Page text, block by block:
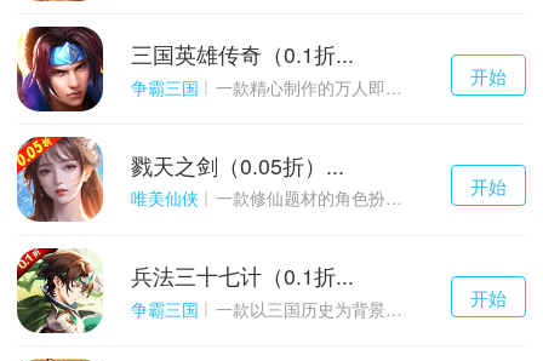
千百度h5
游戏
开始
三国英雄传奇（0.1折...
争霸三国 一款精心制作的万人即时战斗SLG三国手游
千百度h5
游戏
开始
戮天之剑（0.05折）...
唯美仙侠 一款修仙题材的角色扮演养成手游
千百度h5
游戏
开始
兵法三十七计（0.1折...
争霸三国 一款以三国历史为背景的卡牌策略游戏